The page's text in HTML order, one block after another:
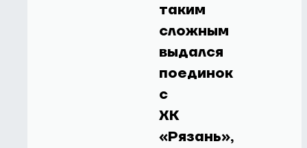
таким
сложным
выдался
поединок
с
ХК
«Рязань»,